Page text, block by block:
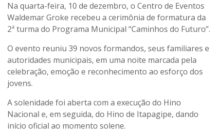
Na quarta-feira, 10 de dezembro, o Centro de Eventos
Waldemar Groke recebeu a cerimônia de formatura da
2ª turma do Programa Municipal “Caminhos do Futuro”.
O evento reuniu 39 novos formandos, seus familiares e
autoridades municipais, em uma noite marcada pela
celebração, emoção e reconhecimento ao esforço dos
jovens.
A solenidade foi aberta com a execução do Hino
Nacional e, em seguida, do Hino de Itapagipe, dando
início oficial ao momento solene.